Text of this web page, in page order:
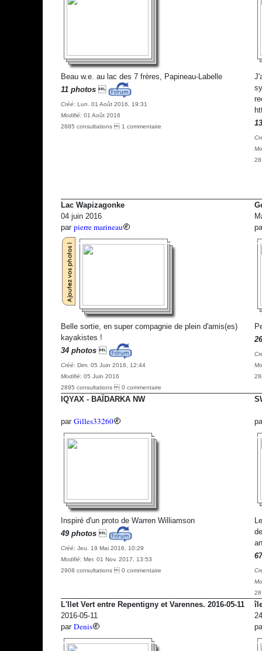
Beau w.e. au lac des 7 frères, Papineau-Labelle
11 photos
Créé: Lun. 01 Août 2016, 19:31
Modifié: 01 Août 2016
2885 consultations  1 commentaire
Lac Wapizagonke
04 juin 2016
par pierre marineau
Belle sortie, en super compagnie de plein d'amis(es)
kayakistes !
34 photos
Créé: Dim. 05 Juin 2016, 12:44
Modifié: 05 Juin 2016
2895 consultations  0 commentaire
IQYAX - BAÏDARKA NW
par Gilles33260
Inspiré d'un proto de Warren Williamson
49 photos
Créé: Jeu. 19 Mai 2016, 10:29
Modifié: Mer. 01 Nov. 2017, 13:53
2908 consultations  0 commentaire
L'Ilet Vert entre Repentigny et Varennes. 2016-05-11
2016-05-11
par Denis